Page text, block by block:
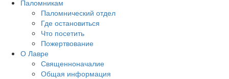
Паломникам
Паломнический отдел
Где остановиться
Что посетить
Пожертвование
О Лавре
Священноначалие
Общая информация